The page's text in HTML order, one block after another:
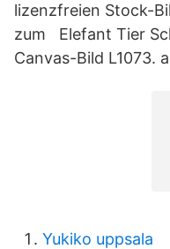
lizenzfreien Stock-
zum Elefant Tier
Canvas-Bild L1073.
Yukiko uppsala